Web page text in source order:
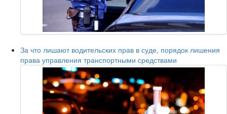
За что лишают водительских прав в суде, порядок лишения
права управления транспортными средствами